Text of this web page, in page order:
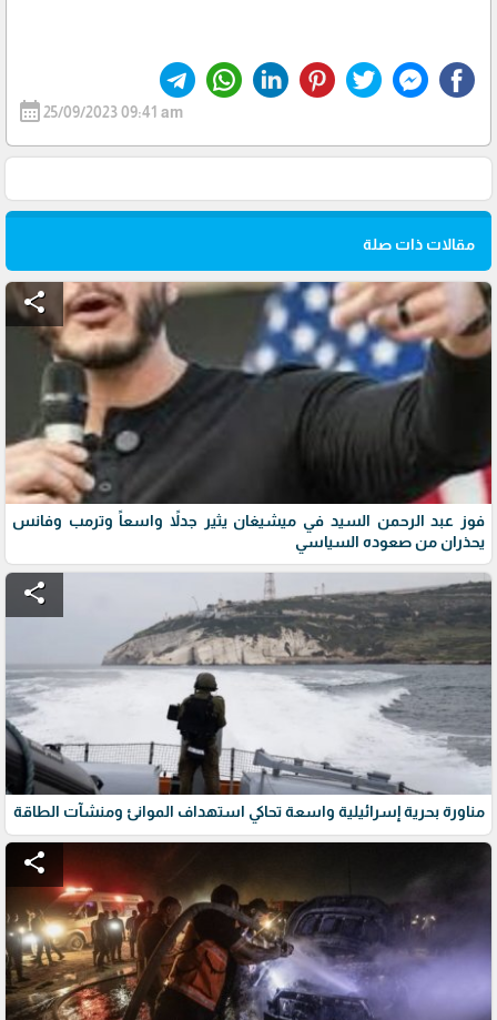
calendar_month25/09/2023 09:41 am
مقالات ذات صلة
share
فوز عبد الرحمن السيد في ميشيغان يثير جدلاً واسعاً وترمب وفانس
يحذران من صعوده السياسي
share
مناورة بحرية إسرائيلية واسعة تحاكي استهداف الموانئ ومنشآت الطاقة
share